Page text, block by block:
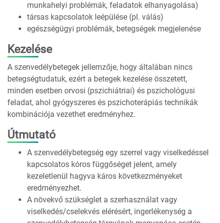
munkahelyi problémák, feladatok elhanyagolása)
társas kapcsolatok leépülése (pl. válás)
egészségügyi problémák, betegségek megjelenése
Kezelése
A szenvedélybetegek jellemzője, hogy általában nincs
betegségtudatuk, ezért a betegek kezelése összetett,
minden esetben orvosi (pszichiátriai) és pszichológusi
feladat, ahol gyógyszeres és pszichoterápiás technikák
kombinációja vezethet eredményhez.
Útmutató
A szenvedélybetegség egy szerrel vagy viselkedéssel
kapcsolatos kóros függőséget jelent, amely
kezeletlenül hagyva káros következményeket
eredményezhet.
A növekvő szükséglet a szerhasználat vagy
viselkedés/cselekvés elérésért, ingerlékenység a